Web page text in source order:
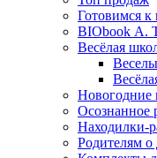
Готовимся
BIObook А.
Весёлая
Новогодние
Осознанное
Находилки-
Родителям о